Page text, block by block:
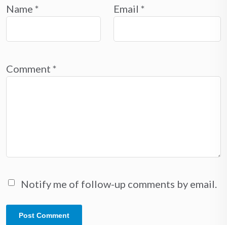
Name * Email *
Comment *
Notify me of follow-up comments by email.